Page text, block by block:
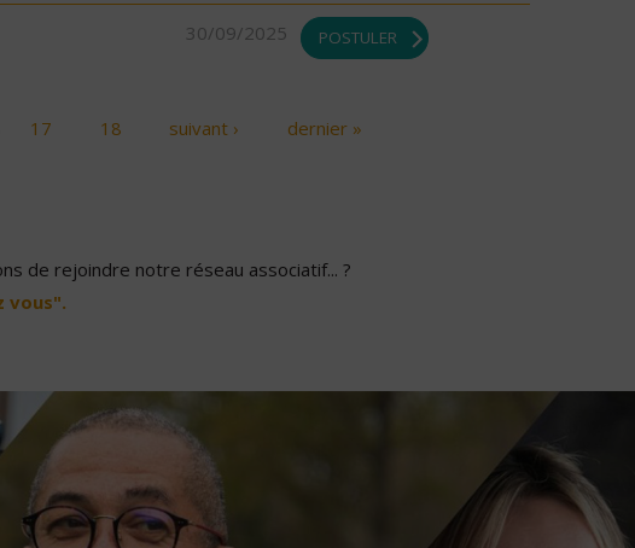
30/09/2025 POSTULER
17 18 suivant › dernier »
de rejoindre notre réseau associatif... ?
vous".